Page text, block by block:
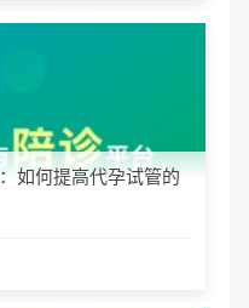
如何提高代孕试管的